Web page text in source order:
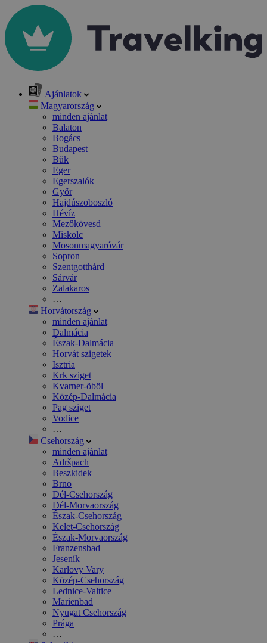
Ajánlatok
Magyarország
minden ajánlat
Balaton
Bogács
Budapest
Bük
Eger
Egerszalók
Győr
Hajdúszoboszló
Hévíz
Mezőkövesd
Miskolc
Mosonmagyaróvár
Sopron
Szentgotthárd
Sárvár
Zalakaros
…
Horvátország
minden ajánlat
Dalmácia
Észak-Dalmácia
Horvát szigetek
Isztria
Krk sziget
Kvarner-öböl
Közép-Dalmácia
Pag sziget
Vodice
…
Csehország
minden ajánlat
Adršpach
Beszkidek
Brno
Dél-Csehország
Dél-Morvaország
Észak-Csehország
Kelet-Csehország
Észak-Morvaország
Franzensbad
Jeseník
Karlovy Vary
Közép-Csehország
Lednice-Valtice
Marienbad
Nyugat Csehország
Prága
…